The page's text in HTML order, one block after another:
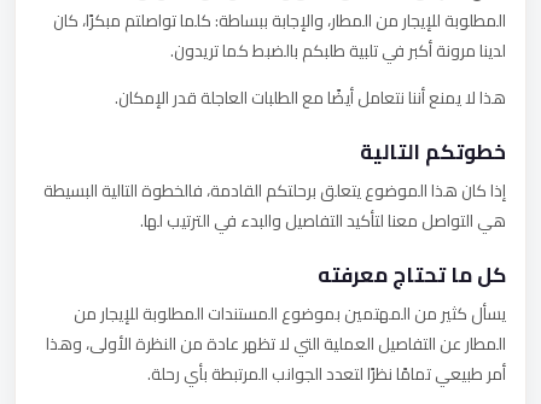
المطلوبة للإيجار من المطار، والإجابة ببساطة: كلما تواصلتم مبكرًا، كان
لدينا مرونة أكبر في تلبية طلبكم بالضبط كما تريدون.
هذا لا يمنع أننا نتعامل أيضًا مع الطلبات العاجلة قدر الإمكان.
خطوتكم التالية
إذا كان هذا الموضوع يتعلق برحلتكم القادمة، فالخطوة التالية البسيطة
هي التواصل معنا لتأكيد التفاصيل والبدء في الترتيب لها.
كل ما تحتاج معرفته
يسأل كثير من المهتمين بموضوع المستندات المطلوبة للإيجار من
المطار عن التفاصيل العملية التي لا تظهر عادة من النظرة الأولى، وهذا
أمر طبيعي تمامًا نظرًا لتعدد الجوانب المرتبطة بأي رحلة.